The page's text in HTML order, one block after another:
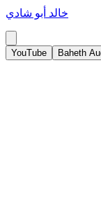
خالد أبو شادي
YouTube Baheth